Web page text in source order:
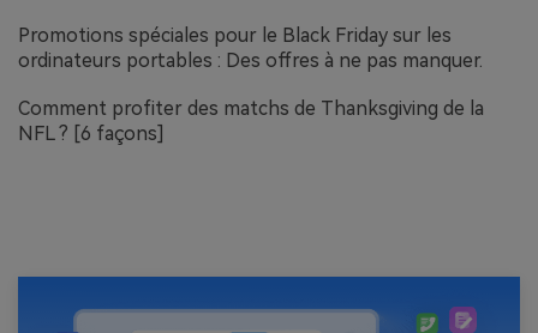
Promotions spéciales pour le Black Friday sur les
ordinateurs portables : Des offres à ne pas manquer.
Comment profiter des matchs de Thanksgiving de la
NFL ? [6 façons]